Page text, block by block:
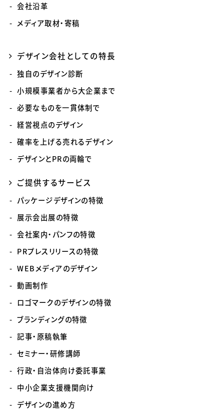
会社沿革
メディア取材・寄稿
デザイン会社としての特長
独自のデザイン診断
小規模事業者から大企業まで
必要なものを一貫体制で
経営視点のデザイン
確率を上げる売れるデザイン
デザインとPRの両輪で
ご提供するサービス
パッケージデザインの特徴
展示会出展の特徴
会社案内・パンフの特徴
PRプレスリリースの特徴
WEBメディアのデザイン
動画制作
ロゴマークのデザインの特徴
ブランディングの特徴
記事・原稿執筆
セミナー・研修講師
行政・自治体向け委託事業
中小企業支援機関向け
デザインの進め方